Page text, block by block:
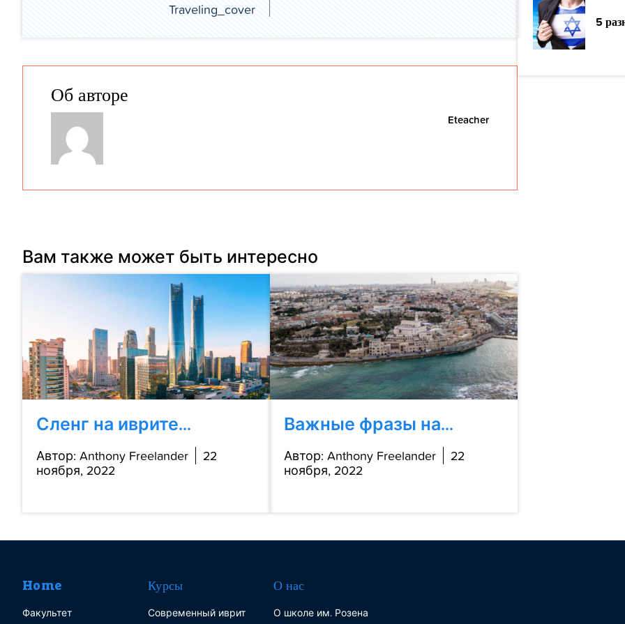
Traveling_cover
Об авторе
Eteacher
Вам также может быть интересно
Сленг на иврите...
Автор: Anthony Freelander
22
ноября, 2022
Важные фразы на...
Автор: Anthony Freelander
22
ноября, 2022
5
Home
Факультет
Курсы
Современный иврит
О нас
О школе им. Розена